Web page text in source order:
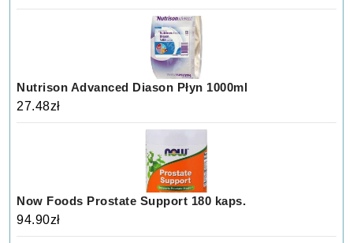
Nutrison Advanced Diason Płyn 1000ml
27.48zł
Now Foods Prostate Support 180 kaps.
94.90zł